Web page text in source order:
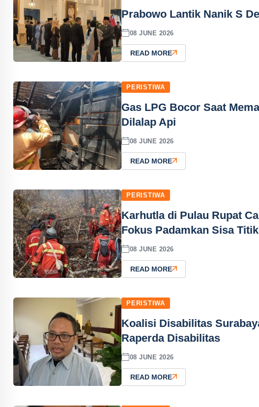
Prabowo Lantik Nanik S
08 JUNE 2026
READ MORE
PERISTIWA
Gas LPG Bocor Saat
Dilalap Api
08 JUNE 2026
READ MORE
PERISTIWA
Karhutla di Pulau Rupat
Fokus Padamkan Sisa
08 JUNE 2026
READ MORE
PERISTIWA
Koalisi Disabilitas
Raperda Disabilitas
08 JUNE 2026
READ MORE